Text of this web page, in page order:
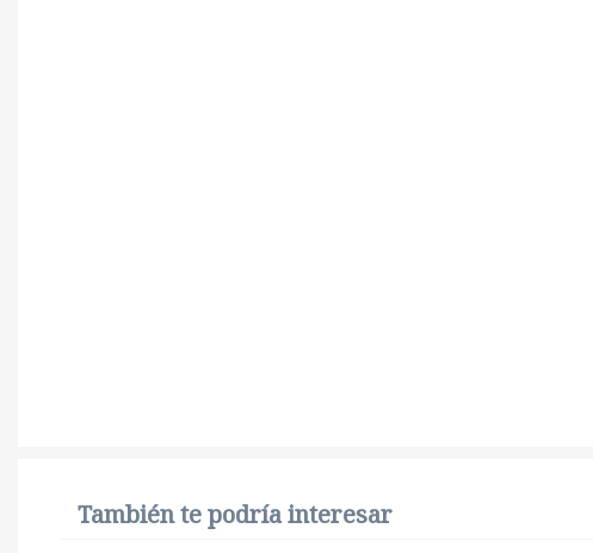
También te podría interesar